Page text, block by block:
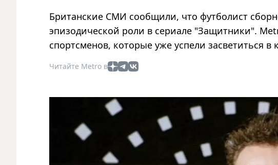
Британские СМИ сообщили, что футболист
эпизодической роли в сериале "Защитники".
спортсменов, которые уже успели засветиться в
Читайте Metro в